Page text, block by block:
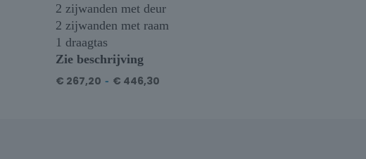
2 zijwanden met deur
2 zijwanden met raam
1 draagtas
Zie beschrijving
€ 267,20 - € 446,30